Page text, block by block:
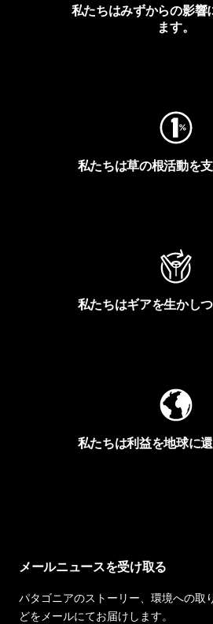
私たちはみずからの影響
ます。
私たちは草の根活動を支
私たちはギアを生かしつ
私たちは利益を地球に還
メールニュースを受け取る
パタゴニアのストーリー、環境への取
どをメールにてお届けします。